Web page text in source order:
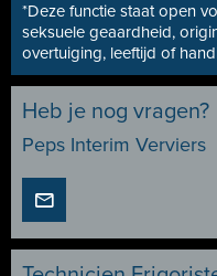
*Deze functie staat open
seksuele geaardheid,
overtuiging, leeftijd of
Heb je nog vragen?
Peps Interim Verviers